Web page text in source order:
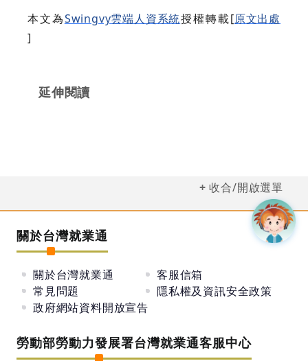
本文為Swingvy雲端人資系統授權轉載[原文出處
]
延伸閱讀
收合/開啟選單
關於台灣就業通
關於台灣就業通
客服信箱
常見問題
隱私權及資訊安全政策
政府網站資料開放宣告
勞動部勞動力發展署台灣就業通客服中心